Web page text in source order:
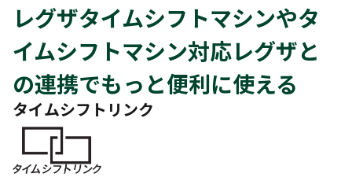
レグザタイムシフトマシンやタ
イムシフトマシン対応レグザと
の連携でもっと便利に使える
タイムシフトリンク